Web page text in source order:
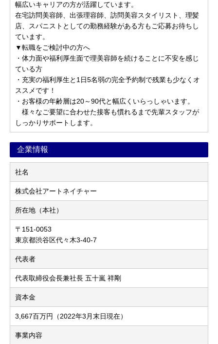
幅広いキャリアの方が活躍しています。
在宅訪問美容師、出張理容師、訪問美容スタイリスト、理髪
店、スパニストとしての勤務経験がある方もご応募お待ちし
ています。
▼転職をご検討中の方へ
・体力面や福利厚生面で理美容師を続けることに不安を感じ
ている方
・充実の福利厚生と1日5名弱の完全予約制で残業も少なくオ
ススメです！
・お客様の年齢層は20～90代と幅広くいらっしゃいます。
様々なご要望に合わせた接客も慣れるまで先輩スタッフが
しっかりサポートします。
企業情報
社名
株式会社アートネイチャー
所在地（本社）
〒151-0053
東京都渋谷区代々木3-40-7
代表者
代表取締役会長兼社長 五十嵐 祥剛
資本金
3,667百万円（2022年3月末日現在）
事業内容